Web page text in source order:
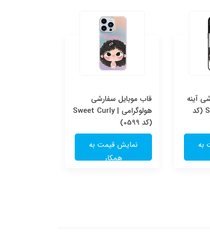
آینه
ای | Sweet Curly (کد
به
قاب موبایل سفارشی
هولوگرامی | Sweet Curly
(کد 0599)
نمایش قیمت به
همکار